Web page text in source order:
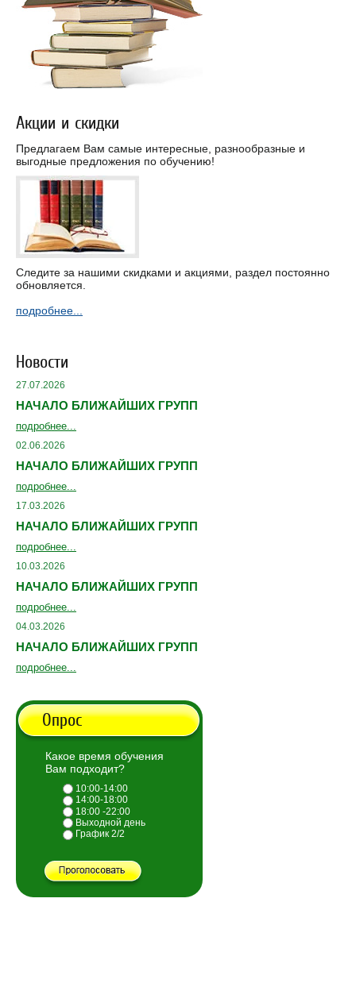
Акции и скидки
Предлагаем Вам самые интересные, разнообразные и
выгодные предложения по обучению!
Следите за нашими скидками и акциями, раздел постоянно
обновляется.
подробнее...
Новости
27.07.2026
НАЧАЛО БЛИЖАЙШИХ ГРУПП
подробнее...
02.06.2026
НАЧАЛО БЛИЖАЙШИХ ГРУПП
подробнее...
17.03.2026
НАЧАЛО БЛИЖАЙШИХ ГРУПП
подробнее...
10.03.2026
НАЧАЛО БЛИЖАЙШИХ ГРУПП
подробнее...
04.03.2026
НАЧАЛО БЛИЖАЙШИХ ГРУПП
подробнее...
Опрос
Какое время обучения
Вам подходит?
10:00-14:00
14:00-18:00
18:00 -22:00
Выходной день
График 2/2